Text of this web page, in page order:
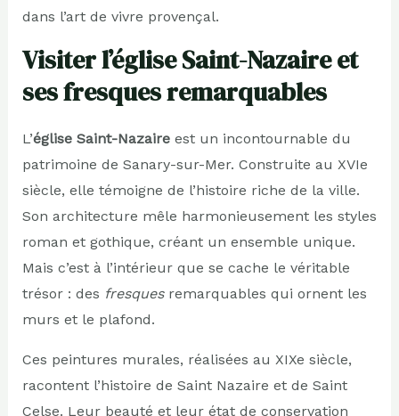
dans l’art de vivre provençal.
Visiter l’église Saint-Nazaire et
ses fresques remarquables
L’église Saint-Nazaireest un incontournable du
patrimoine de Sanary-sur-Mer. Construite au XVIe
siècle, elle témoigne de l’histoire riche de la ville.
Son architecture mêle harmonieusement les styles
roman et gothique, créant un ensemble unique.
Mais c’est à l’intérieur que se cache le véritable
trésor : des fresquesremarquables qui ornent les
murs et le plafond.
Ces peintures murales, réalisées au XIXe siècle,
racontent l’histoire de Saint Nazaire et de Saint
Celse. Leur beauté et leur état de conservation